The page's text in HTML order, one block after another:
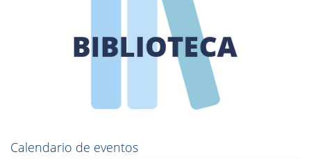
Calendario de eventos